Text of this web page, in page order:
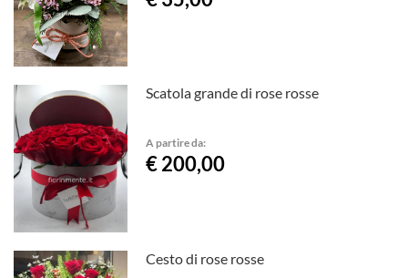
Scatola grande di rose rosse
A partire da:
€ 200,00
Cesto di rose rosse